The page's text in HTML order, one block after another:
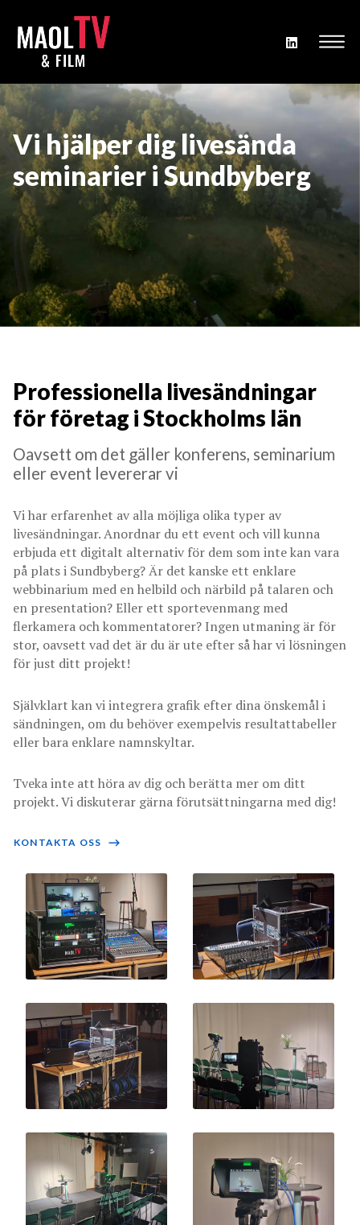
Vi hjälper dig livesända
seminarier i Sundbyberg
Professionella livesändningar
för företag i Stockholms län
Oavsett om det gäller konferens, seminarium
eller event levererar vi
Vi har erfarenhet av alla möjliga olika typer av
livesändningar. Anordnar du ett event och vill kunna
erbjuda ett digitalt alternativ för dem som inte kan vara
på plats i Sundbyberg? Är det kanske ett enklare
webbinarium med en helbild och närbild på talaren och
en presentation? Eller ett sportevenmang med
flerkamera och kommentatorer? Ingen utmaning är för
stor, oavsett vad det är du är ute efter så har vi lösningen
för just ditt projekt!
Självklart kan vi integrera grafik efter dina önskemål i
sändningen, om du behöver exempelvis resultattabeller
eller bara enklare namnskyltar.
Tveka inte att höra av dig och berätta mer om ditt
projekt. Vi diskuterar gärna förutsättningarna med dig!
KONTAKTA OSS ⟶